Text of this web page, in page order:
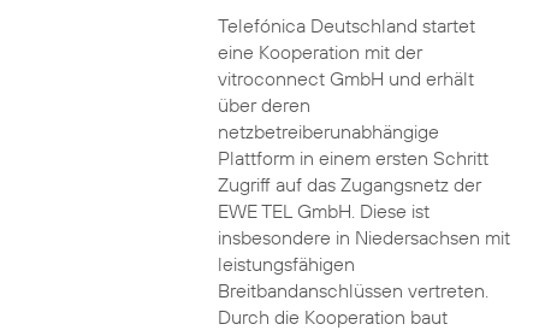
Telefónica Deutschland startet
eine Kooperation mit der
vitroconnect GmbH und erhält
über deren
netzbetreiberunabhängige
Plattform in einem ersten Schritt
Zugriff auf das Zugangsnetz der
EWE TEL GmbH. Diese ist
insbesondere in Niedersachsen mit
leistungsfähigen
Breitbandanschlüssen vertreten.
Durch die Kooperation baut